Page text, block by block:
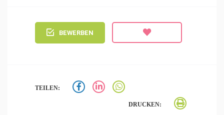
BEWERBEN
TEILEN:
DRUCKEN: